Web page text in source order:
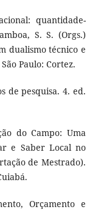
quantidade-
S. S. (Orgs.)
dualismo técnico e
Paulo: Cortez.
de pesquisa. 4. ed.
do Campo: Uma
e Saber Local no
de Mestrado).
Orçamento e